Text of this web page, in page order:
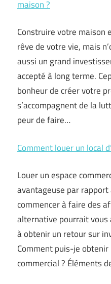
maison ?
Construire votre maison
rêve de votre vie, mais
aussi un grand
accepté à long terme.
bonheur de créer votre
s’accompagnent de la
peur de faire…
Comment louer un local
Louer un espace
avantageuse par rapport
commencer à faire des
alternative pourrait
à obtenir un retour sur
Comment puis-je obtenir
commercial ? Éléments